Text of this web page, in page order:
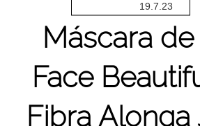
19.7.23
Máscara
Face
Fibra Alonga